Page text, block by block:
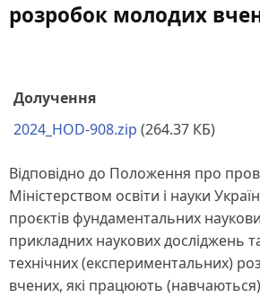
розробок молодих
Долучення
2024_HOD-908.zip (264.37 КБ)
Відповідно до Положення про
Міністерством освіти і науки
проєктів фундаментальних
прикладних наукових досліджень
технічних (експериментальних)
вчених, які працюють